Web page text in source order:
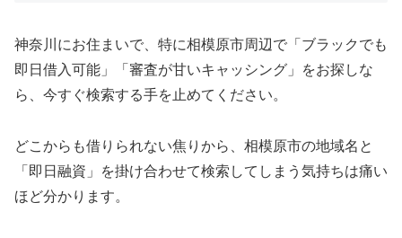
神奈川にお住まいで、特に相模原市周辺で「ブラックでも
即日借入可能」「審査が甘いキャッシング」をお探しな
ら、今すぐ検索する手を止めてください。
どこからも借りられない焦りから、相模原市の地域名と
「即日融資」を掛け合わせて検索してしまう気持ちは痛い
ほど分かります。